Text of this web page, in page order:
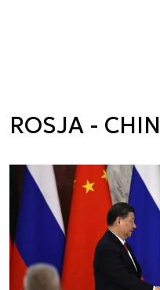
ROSJA -